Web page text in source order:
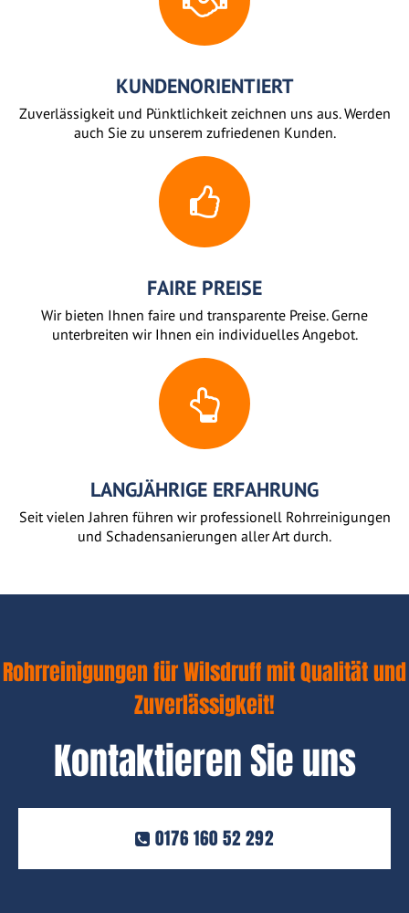
KUNDENORIENTIERT
Zuverlässigkeit und Pünktlichkeit zeichnen uns aus. Werden
auch Sie zu unserem zufriedenen Kunden.
FAIRE PREISE
Wir bieten Ihnen faire und transparente Preise. Gerne
unterbreiten wir Ihnen ein individuelles Angebot.
LANGJÄHRIGE ERFAHRUNG
Seit vielen Jahren führen wir professionell Rohrreinigungen
und Schadensanierungen aller Art durch.
Rohrreinigungen für Wilsdruff mit Qualität und
Zuverlässigkeit!
Kontaktieren Sie uns
0176 160 52 292